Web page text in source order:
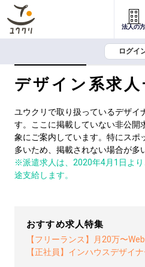
法人の方
ログイ
デザイン系求人
ユウクリで取り扱っているデザイ
す。ここに掲載していない非公開
象にご案内しています。特にスポ
多いため、掲載されない場合が多
※派遣求人は、2020年4月1日よ
途支給します。
おすすめ求人特集
【フリーランス】月20万〜
【正社員】インハウスデザイ